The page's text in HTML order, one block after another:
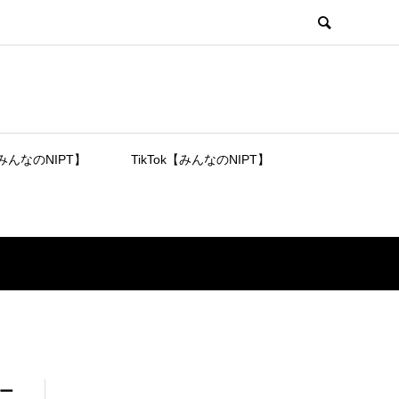
んなのNIPT】 TikTok【みんなのNIPT】